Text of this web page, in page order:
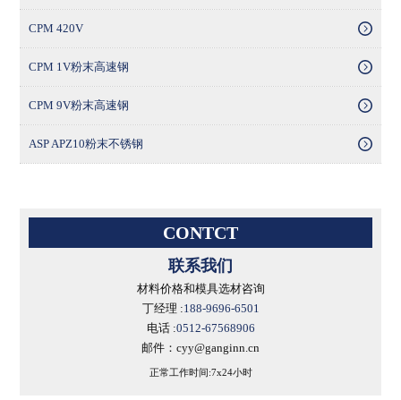
CPM 420V
CPM 1V粉末高速钢
CPM 9V粉末高速钢
ASP APZ10粉末不锈钢
CONTCT
联系我们
材料价格和模具选材咨询
丁经理 :188-9696-6501
电话 :0512-67568906
邮件：cyy@ganginn.cn
正常工作时间:7x24小时